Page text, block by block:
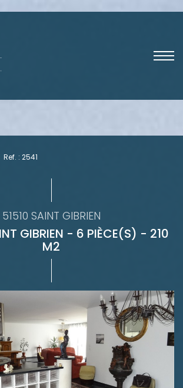
Ref. : 2541
51510 SAINT GIBRIEN
GIBRIEN - 6 PIÈCE(S) - 210
M2